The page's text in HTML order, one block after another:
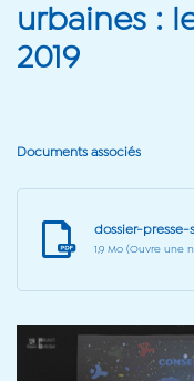
urbaines :
2019
Documents associés
dossier-presse-
1,9 Mo(Ouvre une